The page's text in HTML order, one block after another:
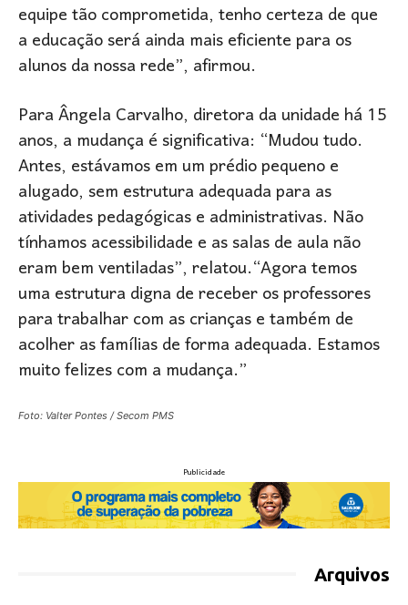
equipe tão comprometida, tenho certeza de que
a educação será ainda mais eficiente para os
alunos da nossa rede”, afirmou.
Para Ângela Carvalho, diretora da unidade há 15
anos, a mudança é significativa: “Mudou tudo.
Antes, estávamos em um prédio pequeno e
alugado, sem estrutura adequada para as
atividades pedagógicas e administrativas. Não
tínhamos acessibilidade e as salas de aula não
eram bem ventiladas”, relatou.“Agora temos
uma estrutura digna de receber os professores
para trabalhar com as crianças e também de
acolher as famílias de forma adequada. Estamos
muito felizes com a mudança.”
Foto: Valter Pontes / Secom PMS
Publicidade
Arquivos